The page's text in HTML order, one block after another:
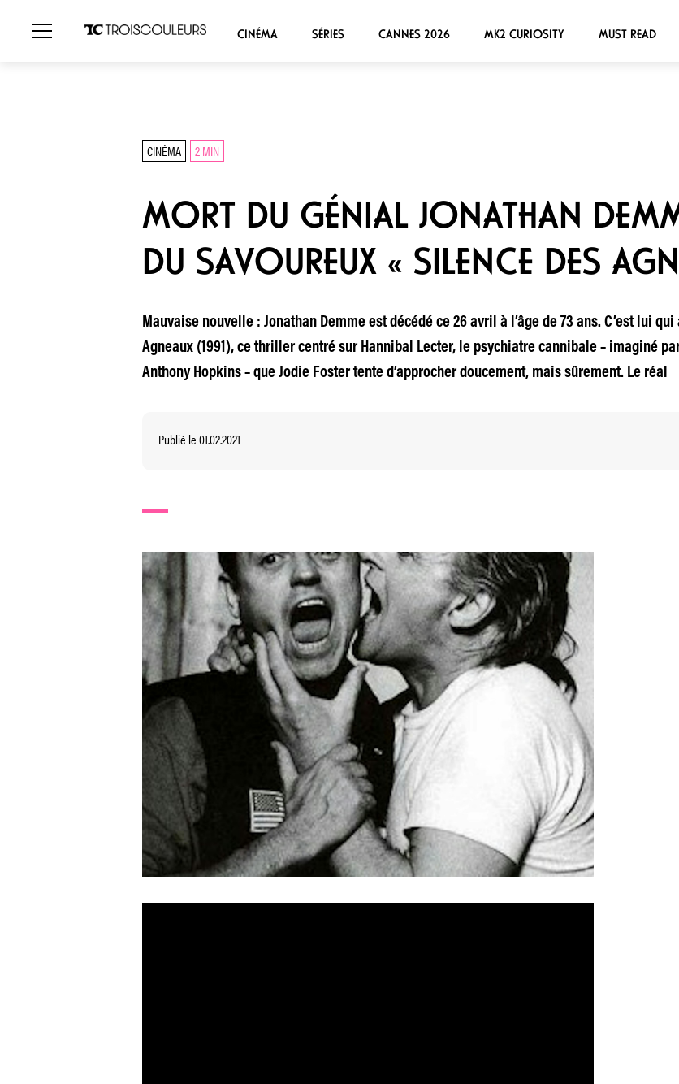
CINÉMA SÉRIES CANNES 2026 MK2 CURIOSITY MUST READ
CINÉMA 2 MIN
MORT DU GÉNIAL JONATHAN
DU SAVOUREUX « SILENCE DES
Mauvaise nouvelle : Jonathan Demme est décédé ce 26 avril à l’âge de 73 ans. C’est lui
Agneaux (1991), ce thriller centré sur Hannibal Lecter, le psychiatre cannibale – imaginé
Anthony Hopkins – que Jodie Foster tente d’approcher doucement, mais sûrement. Le réal
Publié le 01.02.2021